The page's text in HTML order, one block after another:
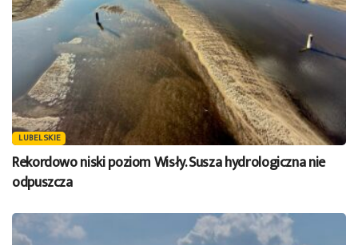
LUBELSKIE
Rekordowo niski poziom Wisły. Susza hydrologiczna nie
odpuszcza